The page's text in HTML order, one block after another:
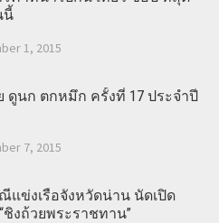
นี้
1, 2015
ดูนก ตกหมึก ครั้งที่ 17 ประจำปี
7, 2015
แข่งเรือจังหวัดน่าน นัดเปิด
ชิงถ้วยพระราชทาน”